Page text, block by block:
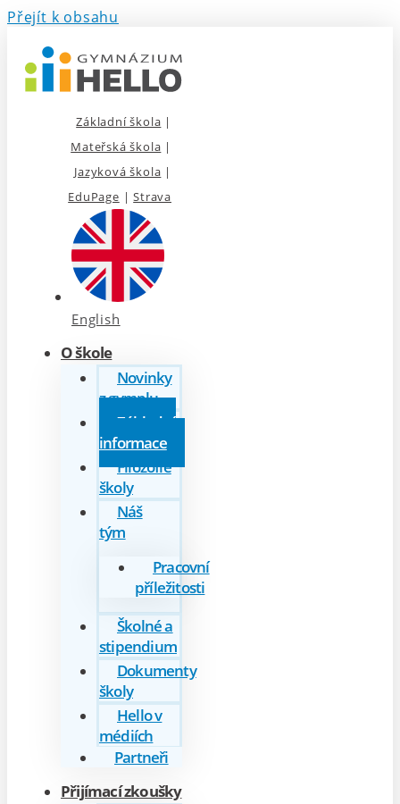
Přejít k obsahu
Základní škola |
Mateřská škola |
Jazyková škola |
EduPage |Strava
English
O škole
Novinky
z gymplu
Základní
informace
Filozofie
školy
Náš
tým
Pracovní
příležitosti
Školné a
stipendium
Dokumenty
školy
Hello v
médiích
Partneři
Přijímací zkoušky